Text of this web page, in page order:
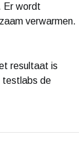
Er wordt
verwarmen.
resultaat is
testlabs de